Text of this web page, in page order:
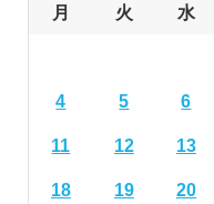
月 火 水
4 5 6
11 12 13
18 19 20